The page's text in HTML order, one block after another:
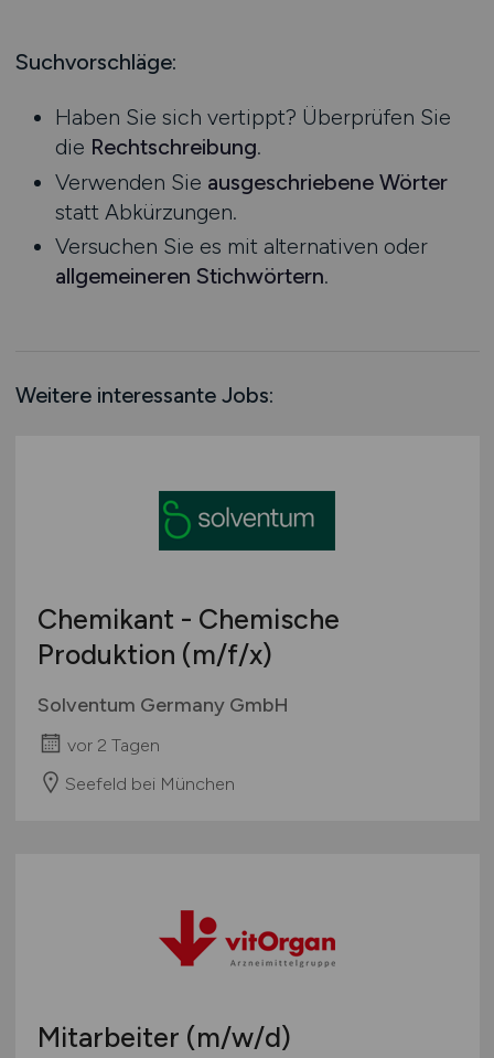
Marketing
Pharmaberater / Pharmareferent / Vertrieb
Pharmazieunternehmen / Pharmaziehersteller
Physik
Verwaltung / Personalwesen
Sonstige
Ausbildung / Studium
Praktikum
Mecklenburg-Vorpommern
Nordrhein-Westfalen
Rheinland-Pfalz
Saarland
Sachsen
Sachsen-Anhalt
Schleswig-Holstein
Schweiz
Suchvorschläge:
Haben Sie sich vertippt? Überprüfen Sie
die Rechtschreibung.
Verwenden Sie ausgeschriebene Wörter
statt Abkürzungen.
Versuchen Sie es mit alternativen oder
allgemeineren Stichwörtern.
Weitere interessante Jobs:
Chemikant - Chemische
Produktion (m/f/x)
Solventum Germany GmbH
vor 2 Tagen
Seefeld bei München
Mitarbeiter (m/w/d)